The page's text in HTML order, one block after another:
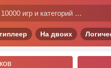
На двоих